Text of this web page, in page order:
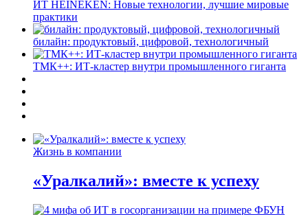
ИТ HEINEKEN: Новые технологии, лучшие мировые
практики
билайн: продуктовый, цифровой, технологичный
ТМК++: ИТ-кластер внутри промышленного гиганта
Жизнь в компании
«Уралкалий»: вместе к успеху